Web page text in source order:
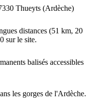
Thueyts (Ardèche)
distances (51 km, 20
sur le site.
balisés accessibles
les gorges de l'Ardèche.